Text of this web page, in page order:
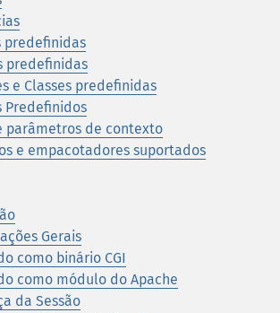
predefinidas
predefinidas
e Classes predefinidas
Predefinidos
parâmetros de contexto
e empacotadores suportados
Gerais
como binário CGI
como módulo do Apache
da Sessão